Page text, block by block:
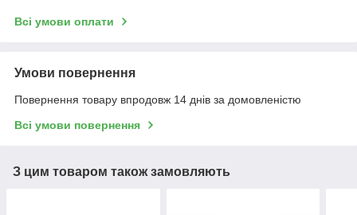
Всі умови оплати
Умови повернення
Повернення товару впродовж 14 днів за домовленістю
Всі умови повернення
З цим товаром також замовляють